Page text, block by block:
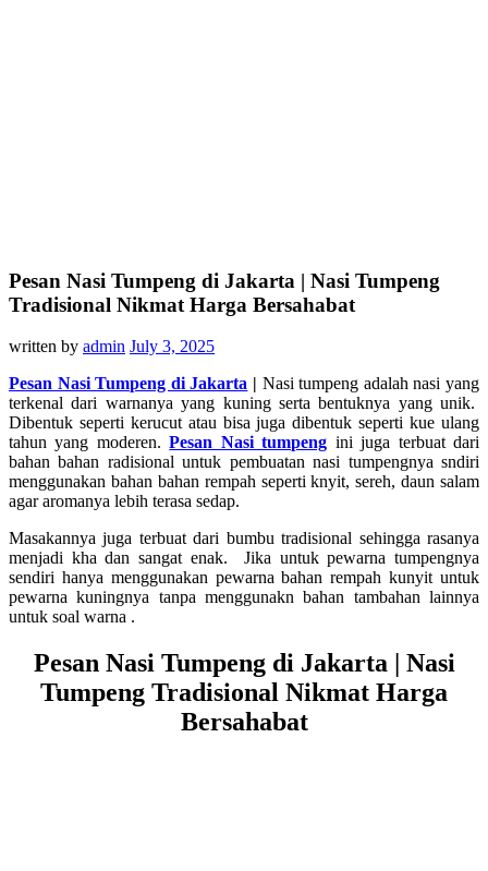
Pesan Nasi Tumpeng di Jakarta | Nasi Tumpeng
Tradisional Nikmat Harga Bersahabat
written by admin July 3, 2025
Pesan Nasi Tumpeng di Jakarta | Nasi tumpeng adalah nasi yang
terkenal dari warnanya yang kuning serta bentuknya yang unik.
Dibentuk seperti kerucut atau bisa juga dibentuk seperti kue ulang
tahun yang moderen.Pesan Nasi tumpeng ini juga terbuat dari
bahan bahan radisional untuk pembuatan nasi tumpengnya sndiri
menggunakan bahan bahan rempah seperti knyit, sereh, daun salam
agar aromanya lebih terasa sedap.
Masakannya juga terbuat dari bumbu tradisional sehingga rasanya
menjadi kha dan sangat enak. Jika untuk pewarna tumpengnya
sendiri hanya menggunakan pewarna bahan rempah kunyit untuk
pewarna kuningnya tanpa menggunakn bahan tambahan lainnya
untuk soal warna .
Pesan Nasi Tumpeng di Jakarta | Nasi
Tumpeng Tradisional Nikmat Harga
Bersahabat